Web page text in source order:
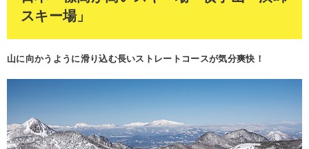
スキー場」
山に向かうように滑り込む長いストレートコースが気分爽快！